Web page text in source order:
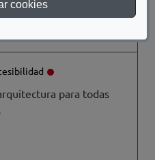
cookies
género
para todas